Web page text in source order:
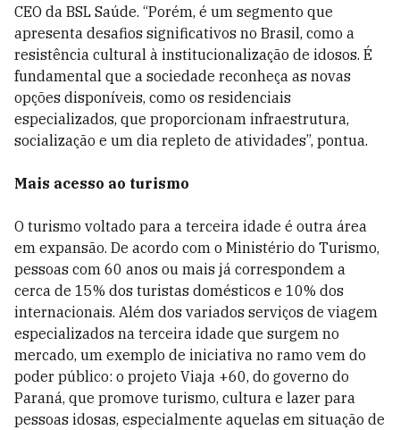
CEO da BSL Saúde. “Porém, é um segmento que
apresenta desafios significativos no Brasil, como a
resistência cultural à institucionalização de idosos. É
fundamental que a sociedade reconheça as novas
opções disponíveis, como os residenciais
especializados, que proporcionam infraestrutura,
socialização e um dia repleto de atividades”, pontua.
Mais acesso ao turismo
O turismo voltado para a terceira idade é outra área
em expansão. De acordo com o Ministério do Turismo,
pessoas com 60 anos ou mais já correspondem a
cerca de 15% dos turistas domésticos e 10% dos
internacionais. Além dos variados serviços de viagem
especializados na terceira idade que surgem no
mercado, um exemplo de iniciativa no ramo vem do
poder público: o projeto Viaja +60, do governo do
Paraná, que promove turismo, cultura e lazer para
pessoas idosas, especialmente aquelas em situação de